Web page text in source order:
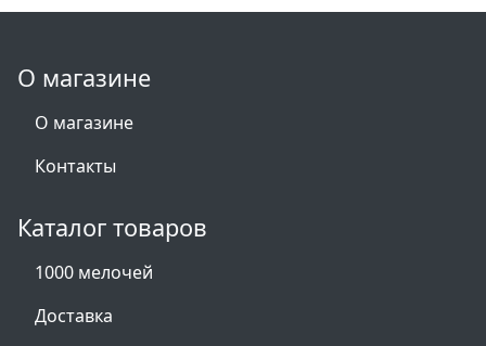
О магазине
О магазине
Контакты
Каталог товаров
1000 мелочей
Доставка